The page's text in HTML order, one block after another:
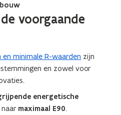
voorgaande
minimale R-waarden zijn
en zowel voor
energetische
maximaal E90.